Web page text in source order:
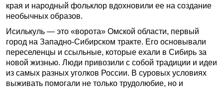
края и народный фольклор вдохновили ее на создание
необычных образов.
Исилькуль — это «ворота» Омской области, первый
город на Западно-Сибирском тракте. Его основывали
переселенцы и ссыльные, которые ехали в Сибирь за
новой жизнью. Люди привозили с собой традиции и идеи
из самых разных уголков России. В суровых условиях
выживать помогали не только трудолюбие, но и